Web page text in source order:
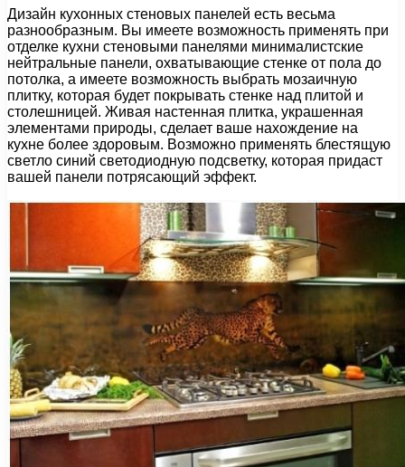
Дизайн кухонных стеновых панелей есть весьма
разнообразным. Вы имеете возможность применять при
отделке кухни стеновыми панелями минималистские
нейтральные панели, охватывающие стенке от пола до
потолка, а имеете возможность выбрать мозаичную
плитку, которая будет покрывать стенке над плитой и
столешницей. Живая настенная плитка, украшенная
элементами природы, сделает ваше нахождение на
кухне более здоровым. Возможно применять блестящую
светло синий светодиодную подсветку, которая придаст
вашей панели потрясающий эффект.